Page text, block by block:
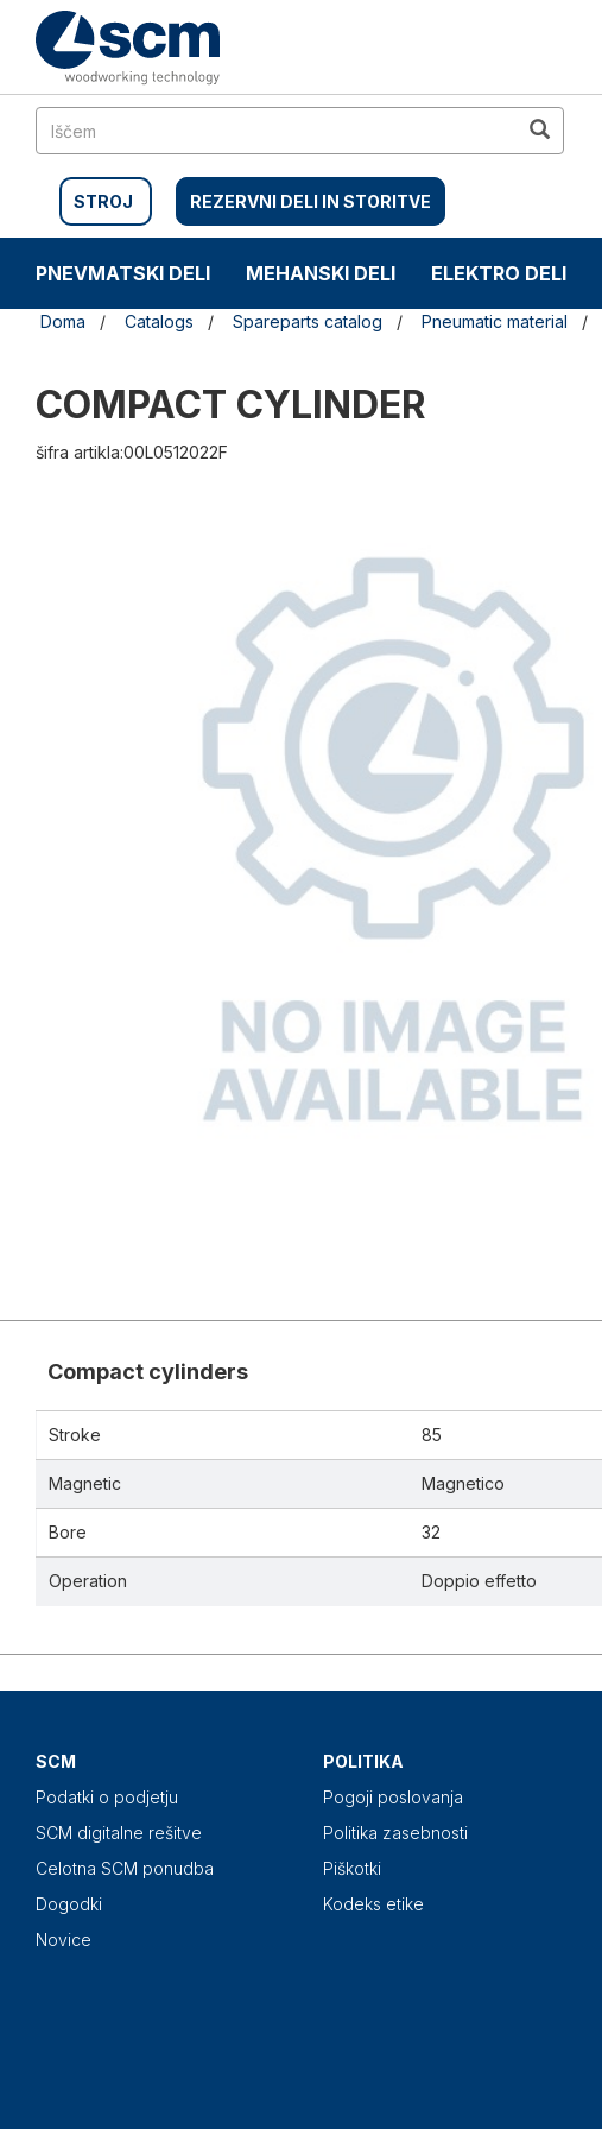
Preskočite
vsebino
Preskočite
navigacijski
STROJ REZERVNI DELI IN STORITVE
PNEVMATSKI DELI MEHANSKI DELI ELEKTRO DELI
Doma Catalogs Spareparts catalog Pneumatic material
COMPACT CYLINDER
šifra artikla:00L0512022F
Compact cylinders
Stroke 85
Magnetic Magnetico
Bore 32
Operation Doppio effetto
SCM
Podatki o podjetju
SCM digitalne rešitve
Celotna SCM ponudba
Dogodki
Novice
POLITIKA
Pogoji poslovanja
Politika zasebnosti
Piškotki
Kodeks etike